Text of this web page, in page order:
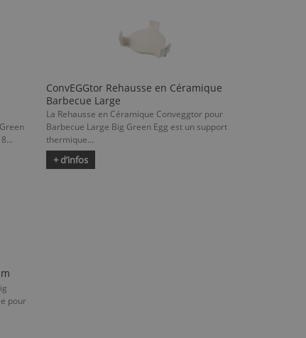
ConvEGGtor Rehausse en Céramique
Barbecue Large
La Rehausse en Céramique Conveggtor pour
Barbecue Large Big Green Egg est un support
thermique...
+ d’infos
pour